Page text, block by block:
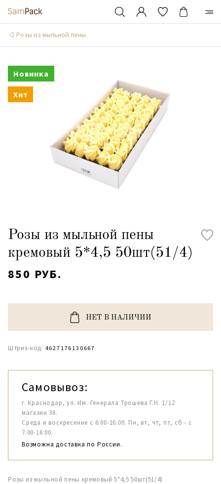
Розы из мыльной пены
Новинка
Хит
Розы из мыльной пены
кремовый 5*4,5 50шт(51/4)
850 РУБ.
НЕТ В НАЛИЧИИ
Штрих-код: 4627176130667
Самовывоз:
г. Краснодар, ул. Им. Генерала Трошева Г.Н. 1/12
магазин 38.
Среда и воскресение с 6:00-16:00. Пн, вт, чт, пт, сб - с
7:00-16:00.
Возможна доставка по России.
Розы из мыльной пены кремовый 5*4,5 50шт(51/4)